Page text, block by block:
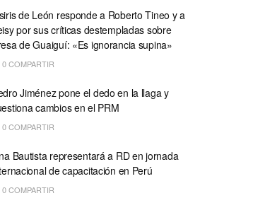
de León responde a Roberto Tineo y a
por sus críticas destempladas sobre
de Guaiguí: «Es ignorancia supina»
0 COMPARTIR
Jiménez pone el dedo en la llaga y
cambios en el PRM
0 COMPARTIR
Bautista representará a RD en jornada
de capacitación en Perú
0 COMPARTIR